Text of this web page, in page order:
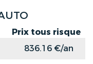
Prix tous risque
836.16 €/an